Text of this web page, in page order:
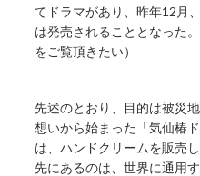
てドラマがあり、昨年12月
は発売されることとなった
をご覧頂きたい）
先述のとおり、目的は被災
想いから始まった「気仙椿
は、ハンドクリームを販売
先にあるのは、世界に通用